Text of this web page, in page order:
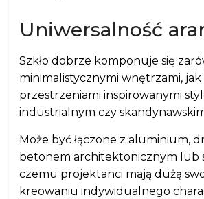
Uniwersalność
Szkło dobrze komponuje się
minimalistycznymi wnętrzami, jak
przestrzeniami inspirowanymi
industrialnym czy
Może być łączone z aluminium,
betonem architektonicznym lub
czemu projektanci mają dużą
kreowaniu indywidualnego